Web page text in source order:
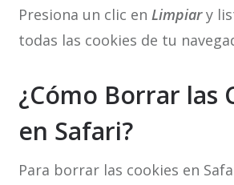
Presiona un clic en Limpiary
todas las cookies de tu
¿Cómo Borrar las
en Safari?
Para borrar las cookies en